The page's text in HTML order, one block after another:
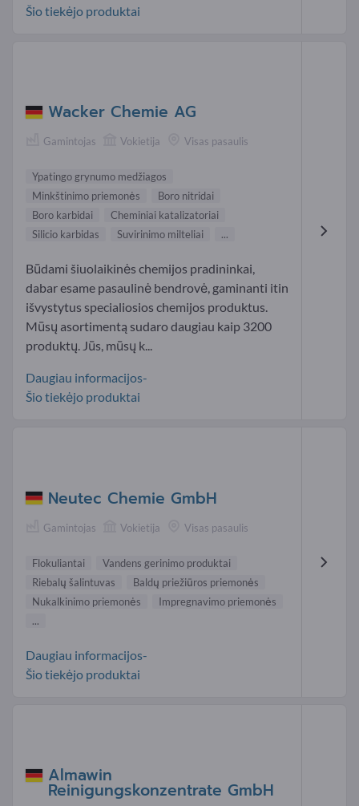
Šio tiekėjo produktai
Wacker Chemie AG
Gamintojas Vokietija Visas pasaulis
Ypatingo grynumo medžiagos
Minkštinimo priemonės
Boro nitridai
Boro karbidai
Cheminiai katalizatoriai
Silicio karbidas
Suvirinimo milteliai ...
Būdami šiuolaikinės chemijos pradininkai,
dabar esame pasaulinė bendrovė, gaminanti itin
išvystytus specialiosios chemijos produktus.
Mūsų asortimentą sudaro daugiau kaip 3200
produktų. Jūs, mūsų k...
Daugiau informacijos-
Šio tiekėjo produktai
Neutec Chemie GmbH
Gamintojas Vokietija Visas pasaulis
Flokuliantai
Vandens gerinimo produktai
Riebalų šalintuvas
Baldų priežiūros priemonės
Nukalkinimo priemonės
Impregnavimo priemonės
...
Daugiau informacijos-
Šio tiekėjo produktai
Almawin
Reinigungskonzentrate GmbH